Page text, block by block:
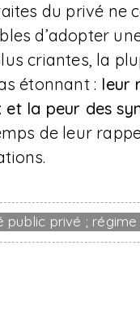
du privé ne
d’adopter
criantes, la
étonnant : leur
et la peur des
de leur
public privé ;